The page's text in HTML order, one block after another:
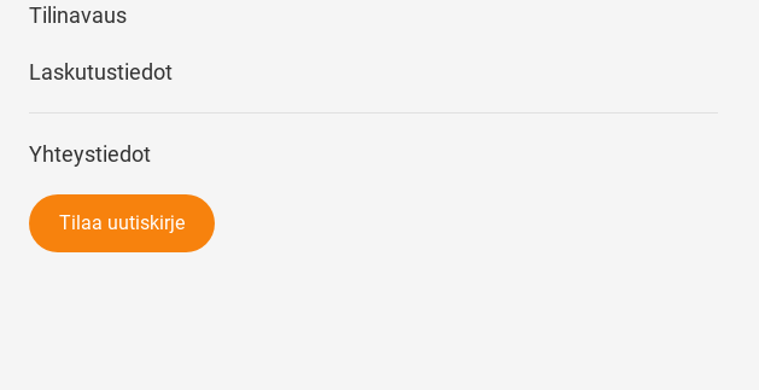
Tilinavaus
Laskutustiedot
Yhteystiedot
Tilaa uutiskirje